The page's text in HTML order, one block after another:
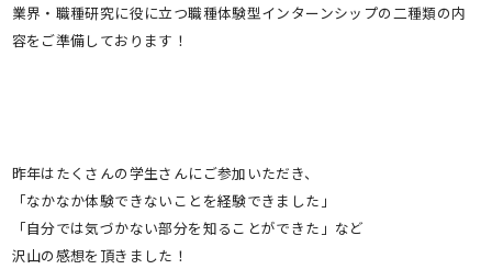
業界・職種研究に役に立つ職種体験型インターンシップの二種類の内
容をご準備しております！
昨年はたくさんの学生さんにご参加いただき、
「なかなか体験できないことを経験できました」
「自分では気づかない部分を知ることができた」など
沢山の感想を頂きました！